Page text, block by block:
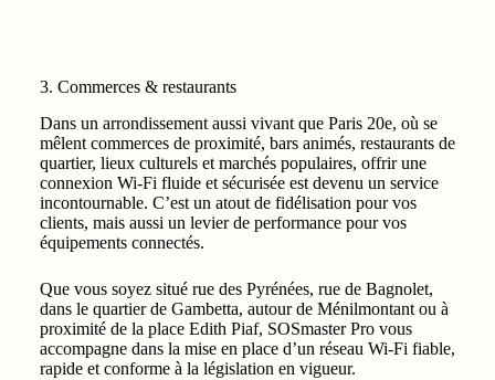
3. Commerces & restaurants
Dans un arrondissement aussi vivant que Paris 20e, où se
mêlent commerces de proximité, bars animés, restaurants de
quartier, lieux culturels et marchés populaires, offrir une
connexion Wi‑Fi fluide et sécurisée est devenu un service
incontournable. C’est un atout de fidélisation pour vos
clients, mais aussi un levier de performance pour vos
équipements connectés.
Que vous soyez situé rue des Pyrénées, rue de Bagnolet,
dans le quartier de Gambetta, autour de Ménilmontant ou à
proximité de la place Edith Piaf, SOSmaster Pro vous
accompagne dans la mise en place d’un réseau Wi‑Fi fiable,
rapide et conforme à la législation en vigueur.